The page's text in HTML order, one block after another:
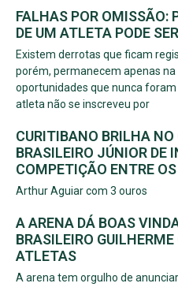
FALHAS POR OMISSÃO:
DE UM ATLETA PODE
Existem derrotas que ficam
porém, permanecem apenas
oportunidades que nunca
atleta não se inscreveu por
CURITIBANO BRILHA
BRASILEIRO JÚNIOR DE
COMPETIÇÃO ENTRE
Arthur Aguiar com 3 ouros
A ARENA DÁ BOAS
BRASILEIRO
ATLETAS
A arena tem orgulho de